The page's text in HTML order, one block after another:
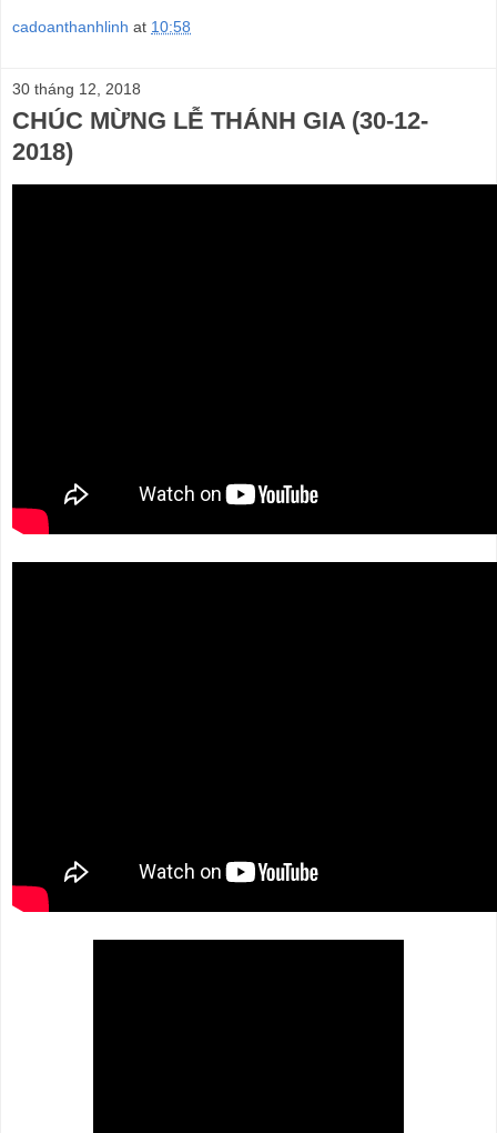
cadoanthanhlinh at 10:58
30 tháng 12, 2018
CHÚC MỪNG LỄ THÁNH GIA (30-12-
2018)